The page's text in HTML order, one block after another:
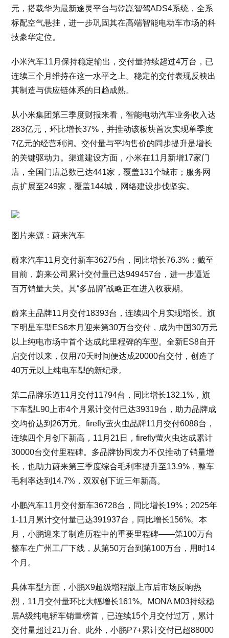
元，搭载华为最新途灵平台与乾崑智驾ADS4系统，全系
标配空气悬挂，进一步巩固其在高端智能电动车市场的科
技豪华定位。
小米汽车11月保持稳定输出，交付量持续超过4万台，已
连续三个月维持在这一水平之上。稳定的交付表现反映出
其制造与供应链体系的日趋成熟。
从小米集团第三季度财报来看，智能电动汽车业务收入达
283亿元，环比增长37%，并推动该板块首次实现单季度
7亿元的经营利润。交付量与平均售价的同步提升是增长
的关键驱动力。渠道建设方面，小米在11月新增17家门
店，全国门店总数已达441家，覆盖131个城市；服务网
点扩展至249家，覆盖144城，网络建设步伐坚实。
图片来源：蔚来汽车
蔚来汽车11月交付新车36275台，同比增长76.3%；截至
目前，蔚来公司累计交付量已达949457台，进一步逼近
百万销量大关。其“多品牌”战略正在进入收获期。
蔚来主品牌11月交付18393台，连续四个月实现增长。旗
下明星车型ES6本月迎来第30万台交付，成为中国30万元
以上纯电市场中首个达成此里程碑的车型。全新ES8自开
启交付以来，仅用70天时间便达成20000台交付，创造了
40万元以上纯电车型的新纪录。
第二品牌乐道11月交付11794台，同比增长132.1%，旗
下车型L90上市4个月累计交付已达39319台，助力品牌成
交均价达到26万元。firefly萤火虫品牌11月交付6088台，
连续四个月创下新高，11月21日，firefly萤火虫达成累计
30000台交付里程碑。多品牌协同发力不仅推动了销量增
长，也助力蔚来第三季度综合毛利率提升至13.9%，整车
毛利率达到14.7%，双双创下近三年新高。
小鹏汽车11月交付新车36728台，同比增长19%；2025年
1-11月累计交付量已达391937台，同比增长156%。本
月，小鹏迎来了制造历程中的重要里程碑——第100万台
整车在广州工厂下线，从第50万台到第100万台，用时14
个月。
具体车型方面，小鹏X9超级增程版上市后市场反响热
烈，11月交付量环比大幅增长161%。MONA M03持续稳
居A级纯电轿车销量榜首，已连续15个月交付过万，累计
交付量超过21万台。此外，小鹏P7+累计交付已超88000